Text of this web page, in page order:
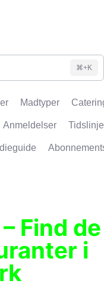
⌘+K
Madtyper
Anmeldelser Tidslinje
Find de
i